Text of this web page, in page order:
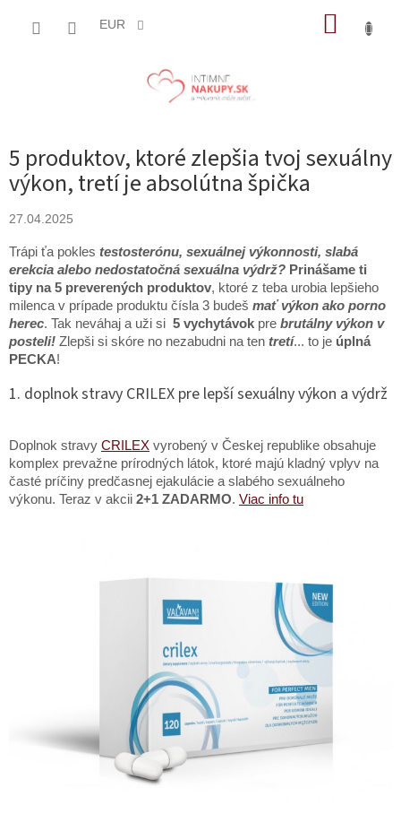
EUR
5 produktov, ktoré zlepšia tvoj sexuálny
výkon, tretí je absolútna špička
27.04.2025
Trápi ťa pokles testosterónu, sexuálnej výkonnosti, slabá
erekcia alebo nedostatočná sexuálna výdrž? Prinášame ti
tipy na 5 preverených produktov, ktoré z teba urobia lepšieho
milenca v prípade produktu čísla 3 budeš mať výkon ako porno
herec. Tak neváhaj a uži si 5 vychytávok pre brutálny výkon v
posteli! Zlepši si skóre no nezabudni na ten tretí... to je úplná
PECKA!
1. doplnok stravy CRILEX pre lepší sexuálny výkon a výdrž
Doplnok stravy CRILEX vyrobený v Českej republike obsahuje
komplex prevažne prírodných látok, ktoré majú kladný vplyv na
časté príčiny predčasnej ejakulácie a slabého sexuálneho
výkonu. Teraz v akcii 2+1 ZADARMO. Viac info tu